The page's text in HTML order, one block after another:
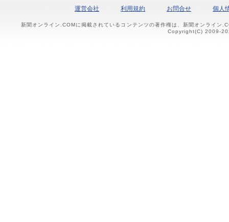
運営会社 利用規約 お問合せ 個人
新聞オンライン.COMに掲載されているコンテンツの著作権は、新聞オンライン
Copyright(C) 2009-